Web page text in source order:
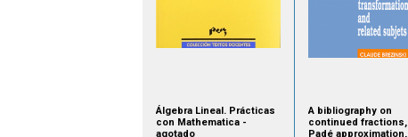
Álgebra Lineal. Prácticas
con Mathematica -
agotado
A bibliography on
continued fractions,
Padé approximation,